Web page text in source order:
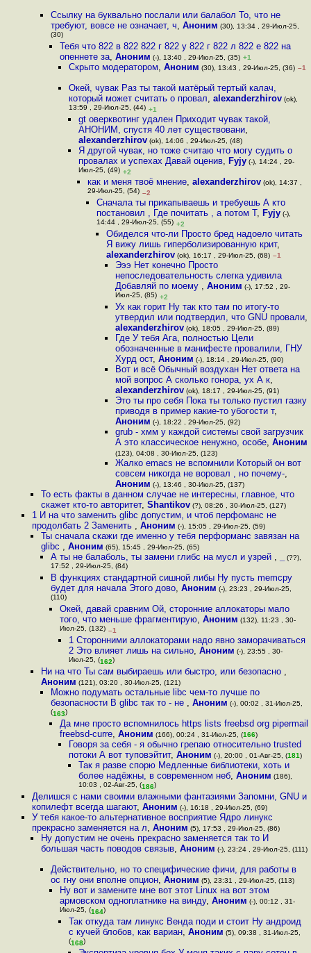
Ссылку на буквально послали или балабол То, что не
требуют, вовсе не означает, ч, Аноним (30), 13:34 , 29-Июл-25,
(30)
Тебя что 822 в 822 822 г 822 у 822 г 822 л 822 е 822 на
опеннете за, Аноним (-), 13:40 , 29-Июл-25, (35) +1
Скрыто модератором,Аноним (30), 13:43 , 29-Июл-25, (36) –1
Окей, чувак Раз ты такой матёрый тертый калач,
который может считать о провал,alexanderzhirov (ok),
13:59 , 29-Июл-25, (44) +1
gt оверквотинг удален Приходит чувак такой,
АНОНИМ, спустя 40 лет существовани,
alexanderzhirov(ok), 14:06 , 29-Июл-25, (48)
Я другой чувак, но тоже считаю что могу судить о
провалах и успехах Давай оценив, Fyjy(-), 14:24 , 29-
Июл-25, (49) +2
как и меня твоё мнение, alexanderzhirov(ok), 14:37 ,
29-Июл-25, (54) –2
Сначала ты прикапываешь и требуешь А кто
постановил , Где почитать , а потом Т, Fyjy (-),
14:44 , 29-Июл-25, (55) +2
Обиделся что-ли Просто бред надоело читать
Я вижу лишь гиперболизированную крит,
alexanderzhirov(ok), 16:17 , 29-Июл-25, (68) –1
Эээ Нет конечно Просто
непоследовательность слегка удивила
Добавляй по моему , Аноним (-), 17:52 , 29-
Июл-25, (85) +2
Ух как горит Ну так кто там по итогу-то
утвердил или подтвердил, что GNU провали,
alexanderzhirov(ok), 18:05 , 29-Июл-25, (89)
Где У тебя Ага, полностью Цели
обозначенные в манифесте провалили, ГНУ
Хурд ост, Аноним (-), 18:14 , 29-Июл-25, (90)
Вот и всё Обычный воздухан Нет ответа на
мой вопрос А сколько гонора, ух А к,
alexanderzhirov(ok), 18:17 , 29-Июл-25, (91)
Это ты про себя Пока ты только пустил газку
приводя в пример какие-то убогости т,
Аноним (-), 18:22 , 29-Июл-25, (92)
grub - хмм у каждой системы свой загрузчик
А это классическое ненужно, особе, Аноним
(123), 04:08 , 30-Июл-25, (123)
Жалко emacs не вспомнили Который он вот
совсем никогда не воровал , но почему-,
Аноним (-), 13:46 , 30-Июл-25, (137)
То есть факты в данном случае не интересны, главное, что
скажет кто-то авторитет,Shantikov (?), 08:26 , 30-Июл-25, (127)
1 И на что заменить glibc допустим, и чтоб перфоманс не
продолбать 2 Заменить , Аноним (-), 15:05 , 29-Июл-25, (59)
Ты сначала скажи где именно у тебя перформанс завязан на
glibc ,Аноним (65), 15:45 , 29-Июл-25, (65)
А ты не балаболь, ты замени глибс на мусл и узрей , (??),
17:52 , 29-Июл-25, (84)
В функциях стандартной сишной либы Ну пусть memcpy
будет для начала Этого дово, Аноним (-), 23:23 , 29-Июл-25,
(110)
Окей, давай сравним Ой, сторонние аллокаторы мало
того, что меньше фрагментирую, Аноним (132), 11:23 , 30-
Июл-25, (132) –1
1 Cторонними аллокаторами надо явно заморачиваться
2 Это влияет лишь на сильно,Аноним (-), 23:55 , 30-
Июл-25, (162)
Ни на что Ты сам выбираешь или быстро, или безопасно ,
Аноним (121), 03:20 , 30-Июл-25, (121)
Можно подумать остальные libc чем-то лучше по
безопасности В glibc так то - не , Аноним (-), 00:02 , 31-Июл-25,
(163)
Да мне просто вспомнилось https lists freebsd org pipermail
freebsd-curre, Аноним (166), 00:24 , 31-Июл-25, (166)
Говоря за себя - я обычно грепаю относительно trusted
потоки А вот туповэйтит,Аноним (-), 20:00 , 01-Авг-25, (181)
Так я разве спорю Медленные библиотеки, хоть и
более надёжны, в современном неб, Аноним (186),
10:03 , 02-Авг-25, (186)
Делишся с нами своими влажными фантазиями Запомни, GNU и
копилефт всегда шагают, Аноним (-), 16:18 , 29-Июл-25, (69)
У тебя какое-то альтернативное восприятие Ядро линукс
прекрасно заменяется на л, Аноним (5), 17:53 , 29-Июл-25, (86)
Ну допустим не очень прекрасно заменяется так то И
большая часть поводов связыв,Аноним (-), 23:24 , 29-Июл-25, (111)
Действительно, но то специфические фичи, для работы в
ос гну они вполне опцион, Аноним (5), 23:31 , 29-Июл-25, (113)
Ну вот и замените мне вот этот Linux на вот этом
армовском одноплатнике на винду, Аноним (-), 00:12 , 31-
Июл-25, (164)
Так откуда там линукс Венда поди и стоит Ну андроид
с кучей блобов, как вариан,Аноним (5), 09:38 , 31-Июл-25,
(168)